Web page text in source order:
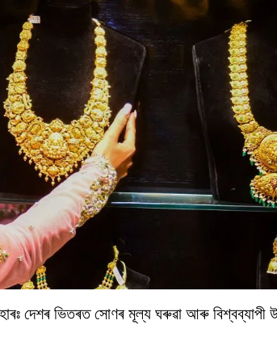
দেশৰ ভিতৰত সোণৰ মূল্য ঘৰুৱা আৰু বিশ্বব্যাপী